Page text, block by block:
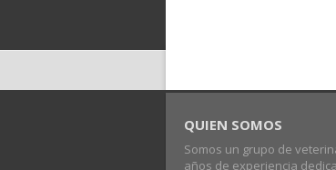
QUIEN SOMOS
Somos un grupo de
años de experiencia